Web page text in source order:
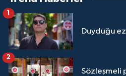
Duyduğu
1
Sözleşmeli
2
Yalova Müftülüğü
Yozgat Müftülüğü
Zonguldak Müftülüğü